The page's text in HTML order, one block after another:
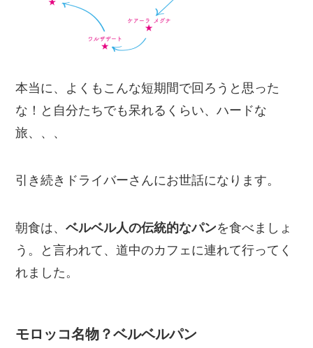
本当に、よくもこんな短期間で回ろうと思った
な！と自分たちでも呆れるくらい、ハードな
旅、、、
引き続きドライバーさんにお世話になります。
朝食は、ベルベル人の伝統的なパンを食べましょ
う。と言われて、道中のカフェに連れて行ってく
れました。
モロッコ名物？ベルベルパン